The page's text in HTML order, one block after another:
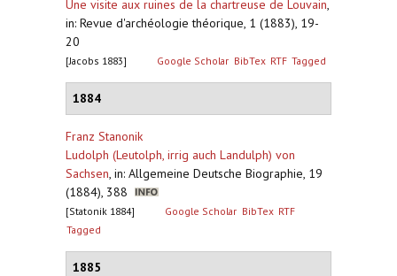
Une visite aux ruines de la chartreuse de Louvain,
in: Revue d'archéologie théorique, 1 (1883), 19-
20
[Jacobs 1883] Google Scholar BibTex RTF Tagged
1884
Franz Stanonik
Ludolph (Leutolph, irrig auch Landulph) von
Sachsen, in: Allgemeine Deutsche Biographie, 19
(1884), 388
[Statonik 1884] Google Scholar BibTex RTF
Tagged
1885